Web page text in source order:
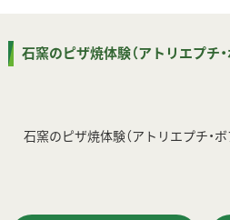
石窯のピザ焼体験（アトリエプチ
石窯のピザ焼体験（アトリエプチ・